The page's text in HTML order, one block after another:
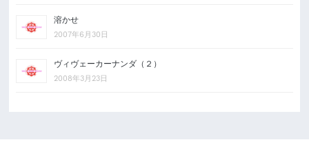
溶かせ
2007年6月30日
ヴィヴェーカーナンダ（２）
2008年3月23日